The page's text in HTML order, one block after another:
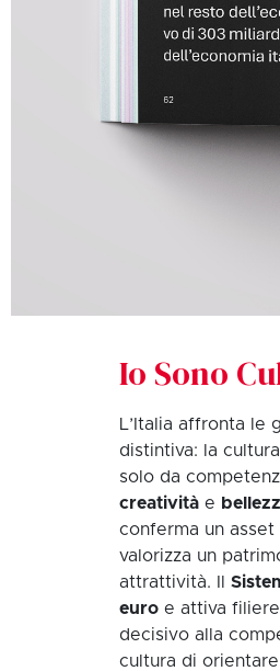
Io Sono
L’Italia affronta le
distintiva: la
solo da
creatività e
conferma un
valorizza un
attrattività. Il
euro e attiva
decisivo alla
cultura di orientare